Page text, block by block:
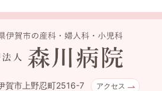
市上野忍町2516-7 アクセス